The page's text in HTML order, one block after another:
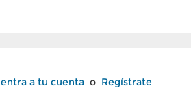
entra a tu cuenta o Regístrate